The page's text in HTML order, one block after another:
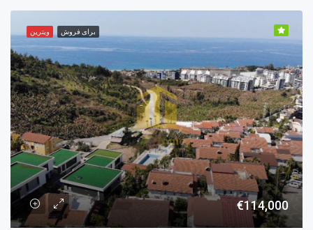
برای فروش ویترین
€114,000